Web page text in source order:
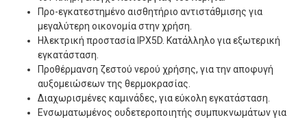
Προ-εγκατεστημένο αισθητήριο αντιστάθμισης για
μεγαλύτερη οικονομία στην χρήση.
Ηλεκτρική προστασία IPX5D. Κατάλληλο για εξωτερική
εγκατάσταση.
Προθέρμανση ζεστού νερού χρήσης, για την αποφυγή
αυξομειώσεων της θερμοκρασίας.
Διαχωρισμένες καμινάδες, για εύκολη εγκατάσταση.
Ενσωματωμένος ουδετεροποιητής συμπυκνωμάτων για